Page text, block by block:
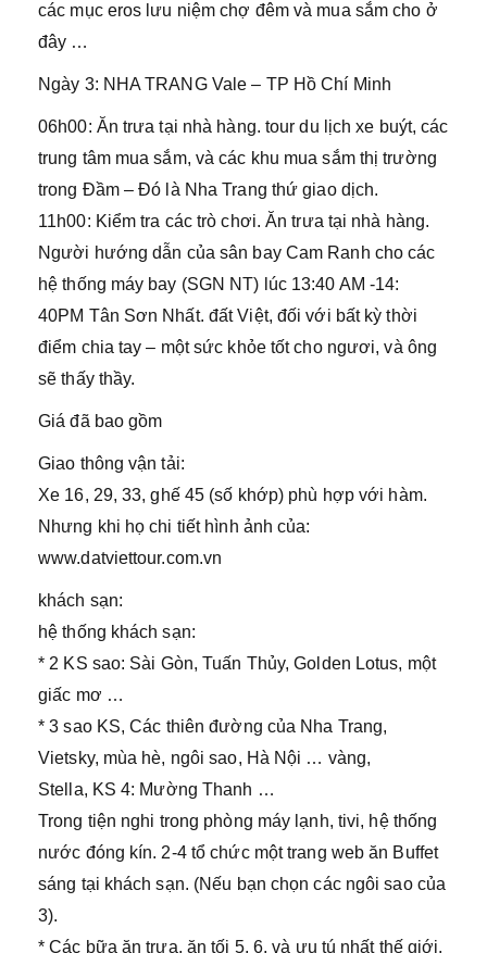
các mục eros lưu niệm chợ đêm và mua sắm cho ở
đây …
Ngày 3: NHA TRANG Vale – TP Hồ Chí Minh
06h00: Ăn trưa tại nhà hàng. tour du lịch xe buýt, các
trung tâm mua sắm, và các khu mua sắm thị trường
trong Đầm – Đó là Nha Trang thứ giao dịch.
11h00: Kiểm tra các trò chơi. Ăn trưa tại nhà hàng.
Người hướng dẫn của sân bay Cam Ranh cho các
hệ thống máy bay (SGN NT) lúc 13:40 AM -14:
40PM Tân Sơn Nhất. đất Việt, đối với bất kỳ thời
điểm chia tay – một sức khỏe tốt cho ngươi, và ông
sẽ thấy thầy.
Giá đã bao gồm
Giao thông vận tải:
Xe 16, 29, 33, ghế 45 (số khớp) phù hợp với hàm.
Nhưng khi họ chi tiết hình ảnh của:
www.datviettour.com.vn
khách sạn:
hệ thống khách sạn:
* 2 KS sao: Sài Gòn, Tuấn Thủy, Golden Lotus, một
giấc mơ …
* 3 sao KS, Các thiên đường của Nha Trang,
Vietsky, mùa hè, ngôi sao, Hà Nội … vàng,
Stella, KS 4: Mường Thanh …
Trong tiện nghi trong phòng máy lạnh, tivi, hệ thống
nước đóng kín. 2-4 tổ chức một trang web ăn Buffet
sáng tại khách sạn. (Nếu bạn chọn các ngôi sao của
3).
* Các bữa ăn trưa, ăn tối 5, 6, và ưu tú nhất thế giới.